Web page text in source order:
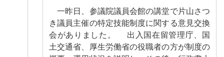
一昨日、参議院議員会館の講堂で片山さつ
き議員主催の特定技能制度に関する意見交換
会がありました。 出入国在留管理庁、国
土交通省、厚生労働省の役職者の方が制度の